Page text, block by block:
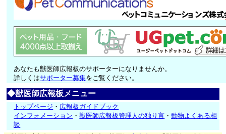
あなたも獣医師広報板のサポーターになりませんか。
詳しくはサポーター募集をご覧ください。
◆獣医師広報板メニュー
トップページ ・ 広報板ガイドブック
インフォメーション ・獣医師広報板管理人の独り言 ・動物よくある相
談